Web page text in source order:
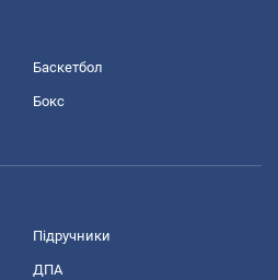
Баскетбол
Бокс
Підручники
ДПА